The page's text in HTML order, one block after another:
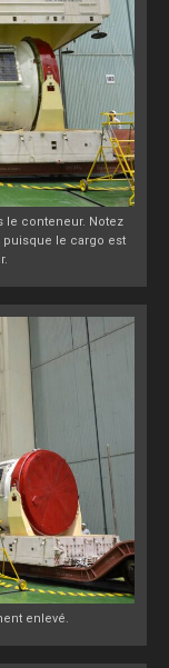
le conteneur. Notez
puisque le cargo est
enlevé.